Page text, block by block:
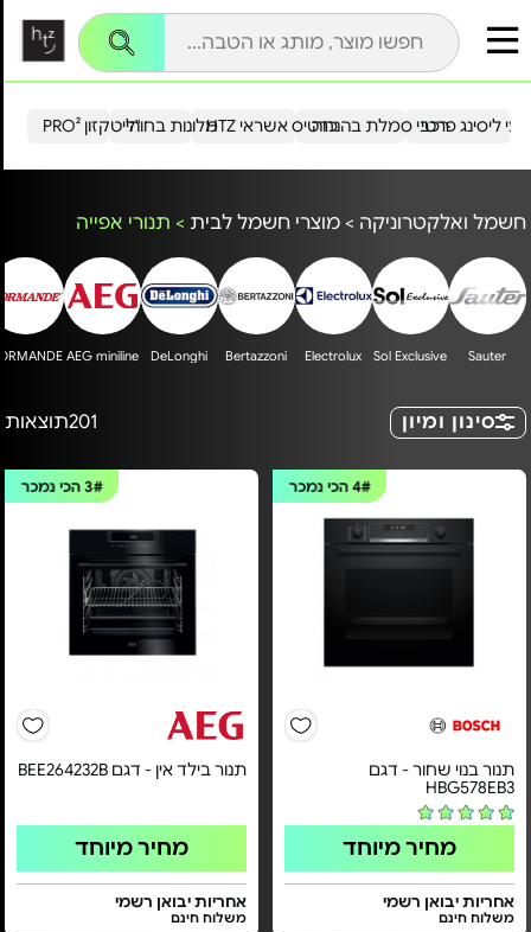
הייטקזון PRO²מלונות בחו"ל כרטיס אשראי HTZ ליסינג פרטירכבי סמלת בהנחה
חשמל ואלקטרוניקה > מוצרי חשמל לבית > תנורי אפייה
Sauter
Sol Exclusive
Electrolux
Bertazzoni
DeLonghi
AEG miniline
סינון ומיון 201תוצאות
4#הכי נמכר
תנור בנוי שחור - דגם
HBG578EB3
מחיר מיוחד
אחריות יבואן רשמי
משלוח חינם
3#הכי נמכר
תנור בילד אין - דגם BEE264232B
מחיר מיוחד
אחריות יבואן רשמי
משלוח חינם